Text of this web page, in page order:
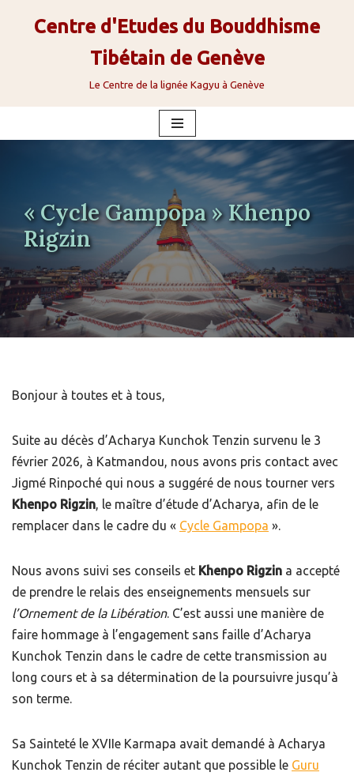
Centre d'Etudes du Bouddhisme
Tibétain de Genève
Le Centre de la lignée Kagyu à Genève
« Cycle Gampopa » Khenpo
Rigzin
Bonjour à toutes et à tous,
Suite au décès d’Acharya Kunchok Tenzin survenu le 3
février 2026, à Katmandou, nous avons pris contact avec
Jigmé Rinpoché qui nous a suggéré de nous tourner vers
Khenpo Rigzin, le maître d’étude d’Acharya, afin de le
remplacer dans le cadre du « Cycle Gampopa ».
Nous avons suivi ses conseils et Khenpo Rigzin a accepté
de prendre le relais des enseignements mensuels sur
l’Ornement de la Libération. C’est aussi une manière de
faire hommage à l’engagement sans faille d’Acharya
Kunchok Tenzin dans le cadre de cette transmission au
long cours et à sa détermination de la poursuivre jusqu’à
son terme.
Sa Sainteté le XVIIe Karmapa avait demandé à Acharya
Kunchok Tenzin de réciter autant que possible le Guru